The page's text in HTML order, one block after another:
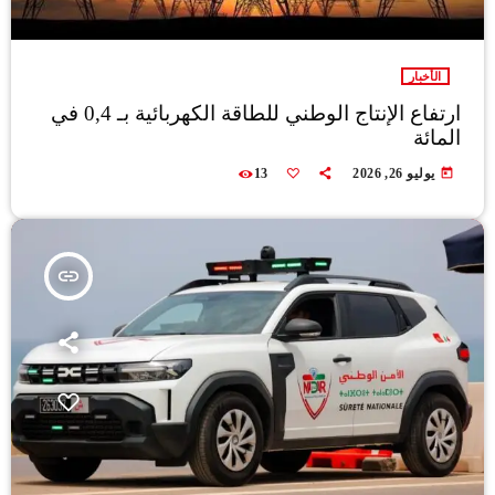
الأخبار
ارتفاع الإنتاج الوطني للطاقة الكهربائية بـ 0,4 في
المائة
today يوليو 26, 2026 13
insert_link